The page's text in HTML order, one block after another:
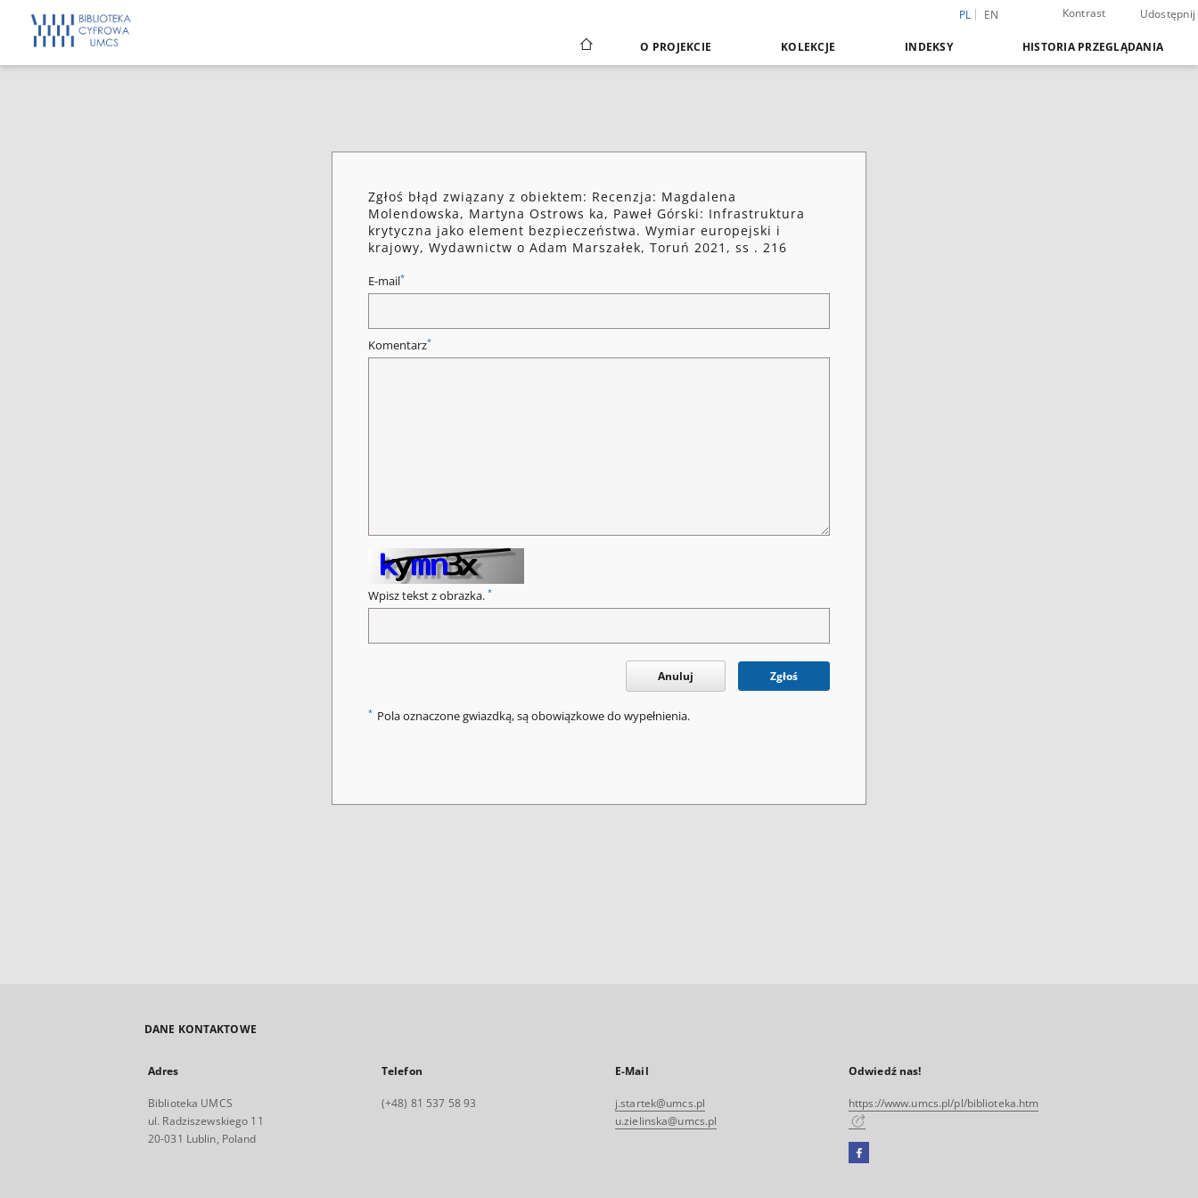
PL EN Kontrast Udostępnij
O PROJEKCIE KOLEKCJE INDEKSY HISTORIA PRZEGLĄDANIA
Zgłoś błąd związany z obiektem: Recenzja: Magdalena
Molendowska, Martyna Ostrows ka, Paweł Górski: Infrastruktura
krytyczna jako element bezpieczeństwa. Wymiar europejski i
krajowy, Wydawnictw o Adam Marszałek, Toruń 2021, ss . 216
E-mail*
Komentarz*
Wpisz tekst z obrazka. *
Anuluj Zgłoś
* Pola oznaczone gwiazdką, są obowiązkowe do wypełnienia.
DANE KONTAKTOWE
Adres
Biblioteka UMCS
ul. Radziszewskiego 11
20-031 Lublin, Poland
Telefon
(+48) 81 537 58 93
E-Mail
j.startek@umcs.pl
u.zielinska@umcs.pl
Odwiedź nas!
https://www.umcs.pl/pl/biblioteka.htm
Facebook